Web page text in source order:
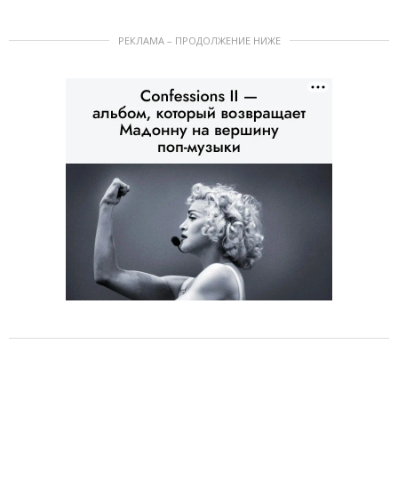
РЕКЛАМА – ПРОДОЛЖЕНИЕ НИЖЕ